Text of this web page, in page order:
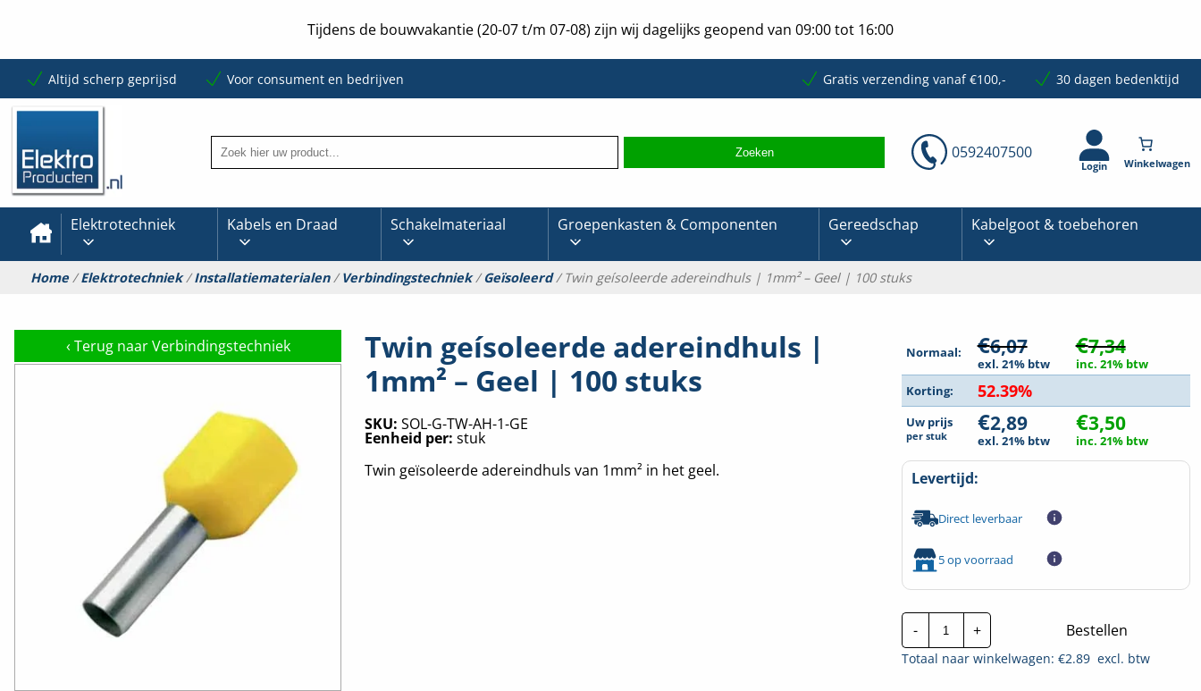
Tijdens de bouwvakantie (20-07 t/m 07-08) zijn wij dagelijks geopend van 09:00 tot 16:00
Altijd scherp geprijsd Voor consument en bedrijven Gratis verzending vanaf €100,- 30 dagen bedenktijd
0592407500
Login
Elektrotechniek Kabels en Draad Schakelmateriaal Groepenkasten & Componenten Gereedschap Kabelgoot & toebehoren
Home/Elektrotechniek/Installatiematerialen/Verbindingstechniek/Geïsoleerd/ Twin geísoleerde adereindhuls | 1mm² – Geel | 100 stuks
‹ Terug naar Verbindingstechniek
Twin geísoleerde adereindhuls |
1mm² – Geel | 100 stuks
SKU: SOL-G-TW-AH-1-GE
Eenheid per: stuk
Twin geïsoleerde adereindhuls van 1mm² in het geel.
Normaal: €6,07
exl. 21% btw
€7,34
inc. 21% btw
Korting:
52.39%
Uw prijs
per stuk €2,89
exl. 21% btw
€3,50
inc. 21% btw
Levertijd:
Direct leverbaar
5 op voorraad
-
Twin
geísoleerde
adereindhuls
|
+ Bestellen
Totaal naar winkelwagen: €2.89excl. btw